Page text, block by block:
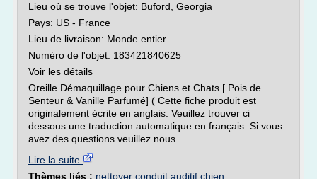
Lieu où se trouve l'objet: Buford, Georgia
Pays: US - France
Lieu de livraison: Monde entier
Numéro de l'objet: 183421840625
Voir les détails
Oreille Démaquillage pour Chiens et Chats [ Pois de
Senteur & Vanille Parfumé] ( Cette fiche produit est
originalement écrite en anglais. Veuillez trouver ci
dessous une traduction automatique en français. Si vous
avez des questions veuillez nous...
Lire la suite
Thèmes liés : nettoyer conduit auditif chien